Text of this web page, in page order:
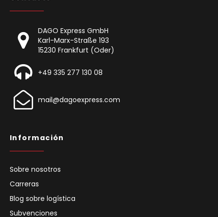
DAGO Express GmbH
Karl-Marx-Straße 193
15230 Frankfurt (Oder)
+49 335 277 130 08
mail@dagoexpress.com
Información
Sobre nosotros
Carreras
Blog sobre logística
Subvenciones